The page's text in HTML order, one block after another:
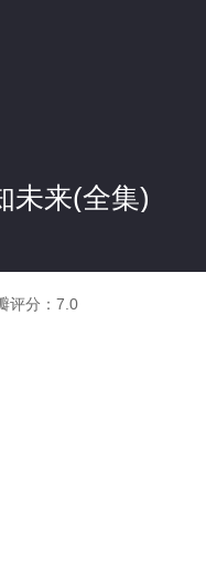
未来(全集)
评分： 7.0